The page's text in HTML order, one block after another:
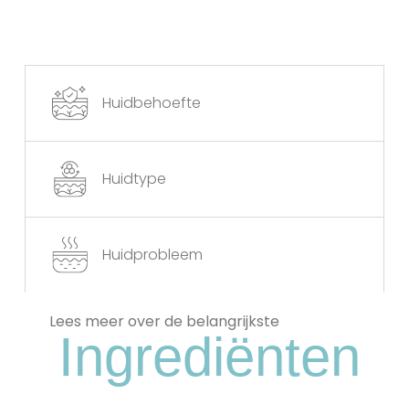
Huidbehoefte
Huidtype
Huidprobleem
Lees meer over de belangrijkste
Ingrediënten